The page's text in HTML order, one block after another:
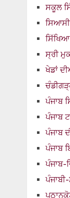
ਸਕੂਲ
ਸਿੱਖਿਆ
ਸ੍ਰੀ
ਖੇਡਾਂ
ਪੰਜਾਬ
ਪੰਜਾਬ
ਪੰਜਾਬ
ਪੰਜਾਬ
ਪੰਜਾਬ-